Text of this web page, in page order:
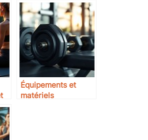
Équipements et
matériels